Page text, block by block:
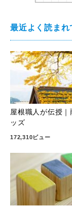
最近よく読まれ
屋根職人が伝授
ッズ
172,310ビュー